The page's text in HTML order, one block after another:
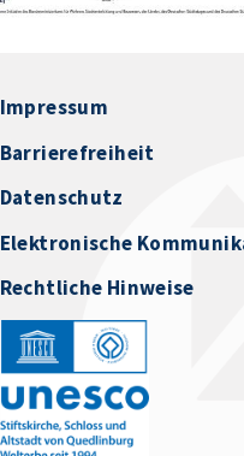
Impressum
Barrierefreiheit
Datenschutz
Elektronische
Rechtliche Hinweise